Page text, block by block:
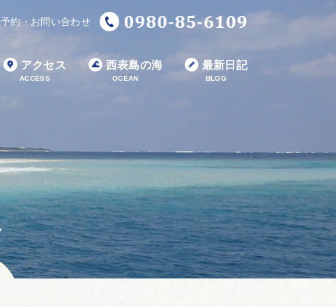
予約・お問い合わせ
アクセス
ACCESS
西表島の海
OCEAN
最新日記
BLOG